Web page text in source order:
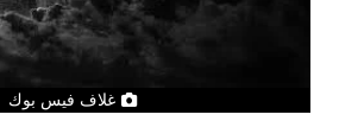
غلاف فيس بوك